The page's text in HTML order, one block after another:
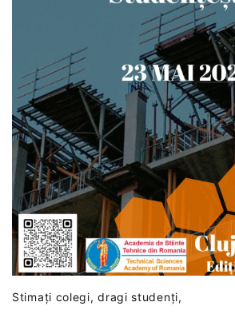
Stimați colegi, dragi studenți,